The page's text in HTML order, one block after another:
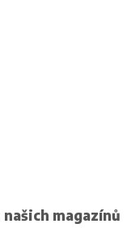
magazínů